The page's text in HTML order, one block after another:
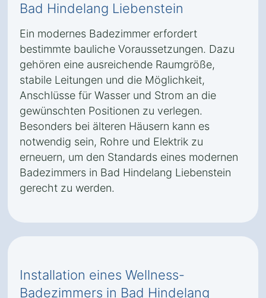
Bad Hindelang Liebenstein
Ein modernes Badezimmer erfordert
bestimmte bauliche Voraussetzungen. Dazu
gehören eine ausreichende Raumgröße,
stabile Leitungen und die Möglichkeit,
Anschlüsse für Wasser und Strom an die
gewünschten Positionen zu verlegen.
Besonders bei älteren Häusern kann es
notwendig sein, Rohre und Elektrik zu
erneuern, um den Standards eines modernen
Badezimmers in Bad Hindelang Liebenstein
gerecht zu werden.
Installation eines Wellness-
Badezimmers in Bad Hindelang